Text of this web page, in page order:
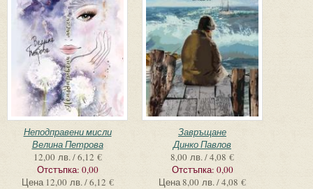
Неподправени мисли
Велина Петрова
12,00 лв. / 6,12 €
Отстъпка: 0,00
Цена 12,00 лв. / 6,12 €
Завръщане
Динко Павлов
8,00 лв. / 4,08 €
Отстъпка: 0,00
Цена8,00 лв. / 4,08 €